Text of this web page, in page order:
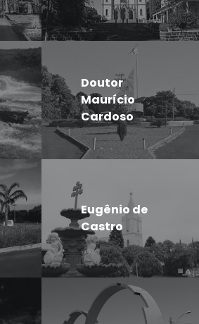
Doutor
Maurício
Cardoso
Eugênio de
Castro